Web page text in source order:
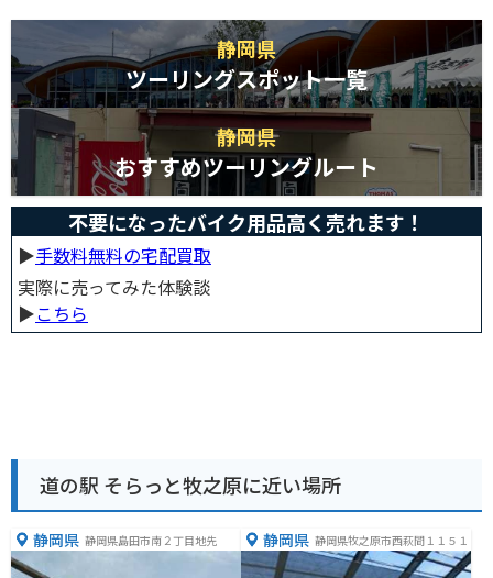
静岡県
ツーリングスポット一覧
静岡県
おすすめツーリングルート
不要になったバイク用品高く売れます！
▶︎手数料無料の宅配買取
実際に売ってみた体験談
▶︎こちら
道の駅 そらっと牧之原に近い場所
静岡県 静岡県島田市南２丁目地先 静岡県 静岡県牧之原市西萩間１１５１